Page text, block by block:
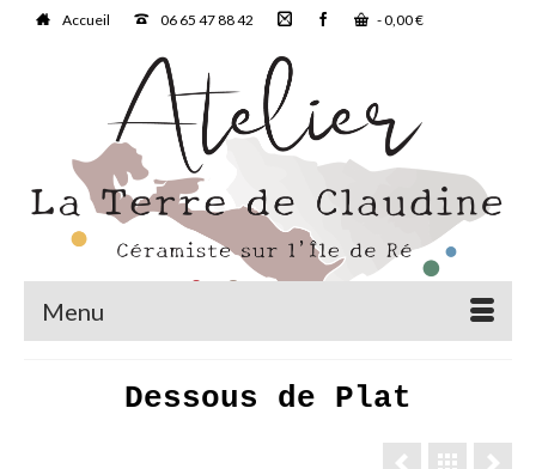
Accueil 06 65 47 88 42 -0,00€
Menu
Dessous de Plat